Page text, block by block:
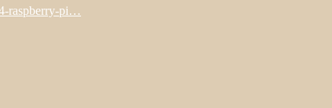
raspberry-pi…